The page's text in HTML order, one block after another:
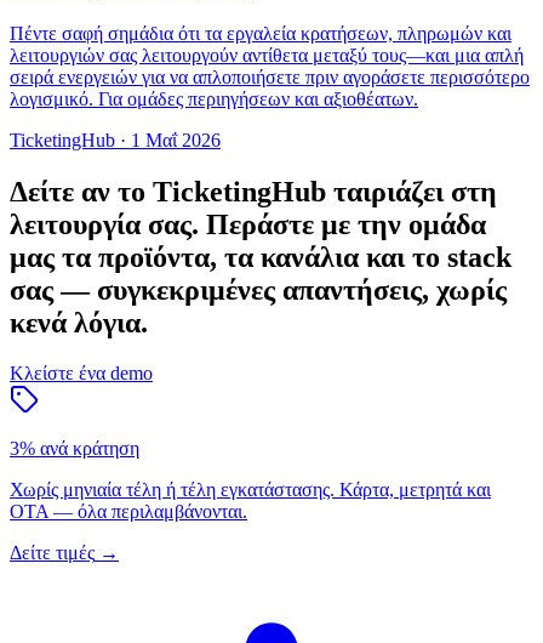
Πέντε σαφή σημάδια ότι τα εργαλεία κρατήσεων, πληρωμών και
λειτουργιών σας λειτουργούν αντίθετα μεταξύ τους—και μια απλή
σειρά ενεργειών για να απλοποιήσετε πριν αγοράσετε περισσότερο
λογισμικό. Για ομάδες περιηγήσεων και αξιοθέατων.
TicketingHub · 1 Μαΐ 2026
Δείτε αν το TicketingHub ταιριάζει στη
λειτουργία σας. Περάστε με την ομάδα
μας τα προϊόντα, τα κανάλια και το stack
σας — συγκεκριμένες απαντήσεις, χωρίς
κενά λόγια.
Κλείστε ένα demo
3% ανά κράτηση
Χωρίς μηνιαία τέλη ή τέλη εγκατάστασης. Κάρτα, μετρητά και
OTA — όλα περιλαμβάνονται.
Δείτε τιμές →